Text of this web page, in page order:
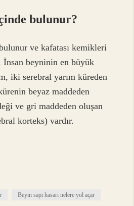
bulunur?
ve kafatası kemikleri
İnsan beyninin en büyük
iki serebral yarım küreden
beyaz maddeden
ve gri maddeden oluşan
korteks) vardır.
Beyin sapı hasarı nelere yol açar